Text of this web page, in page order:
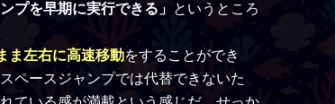
プを早期に実行できる」 というところ
ま左右に高速移動をすることができ
ペースジャンプでは代替できないた